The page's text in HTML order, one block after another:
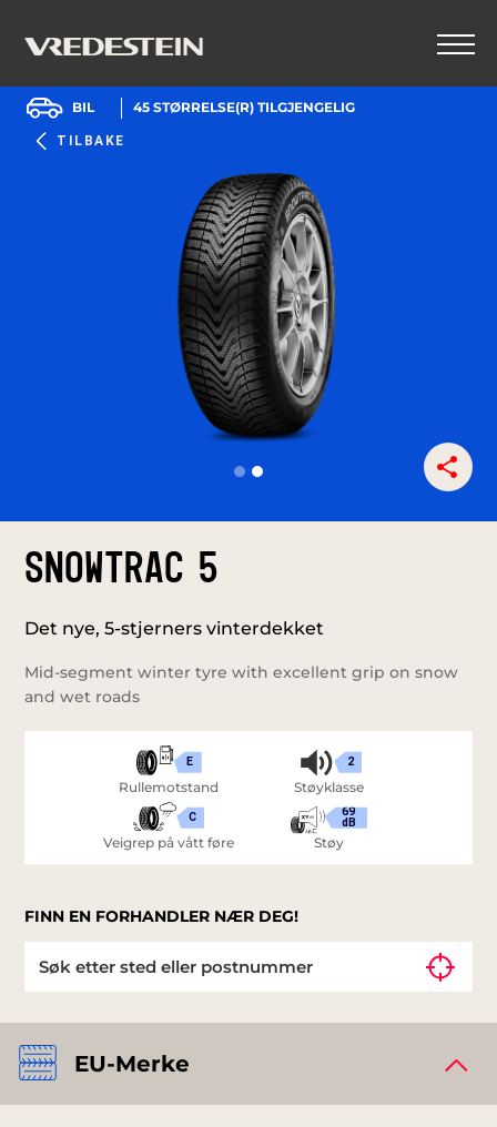
TILBAKE
BIL 45 STØRRELSE(R) TILGJENGELIG
SNOWTRAC 5
Det nye, 5-stjerners vinterdekket
Mid-segment winter tyre with excellent grip on snow
and wet roads
E
Rullemotstand
C
Veigrep på vått føre
2
Støyklasse
69
dB
Støy
FINN EN FORHANDLER NÆR DEG!
EU-Merke